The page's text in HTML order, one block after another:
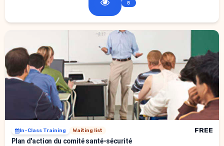
In-Class Training Waiting list
FREE
Plan d'action du comité santé-sécurité